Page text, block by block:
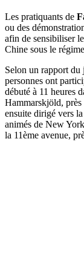
Les pratiquants de
ou des
afin de sensibiliser
Chine sous le
Selon un rapport du
personnes ont
débuté à 11 heures
Hammarskjöld, près
ensuite dirigé vers
animés de New
la 11ème avenue,